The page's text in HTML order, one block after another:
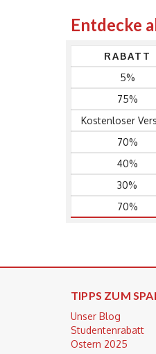
Entdecke
RABATT
5%
75%
Kostenloser
70%
40%
30%
70%
TIPPS ZUM
Unser Blog
Studentenrabatt
Ostern 2025